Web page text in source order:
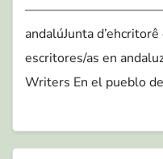
———————————–
andalúJunta
escritores/as en
Writers En el pueblo